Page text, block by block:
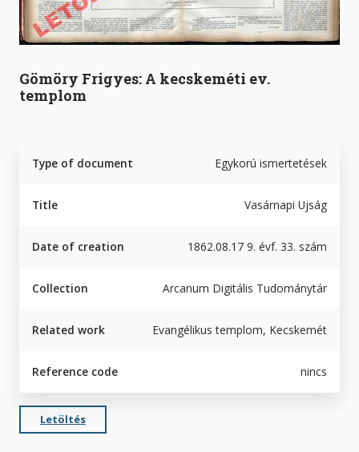
Gömöry Frigyes: A kecskeméti ev.
templom
Type of document Egykorú ismertetések
Title Vasárnapi Ujság
Date of creation 1862.08.17 9. évf. 33. szám
Collection Arcanum Digitális Tudománytár
Related work Evangélikus templom, Kecskemét
Reference code nincs
Letöltés